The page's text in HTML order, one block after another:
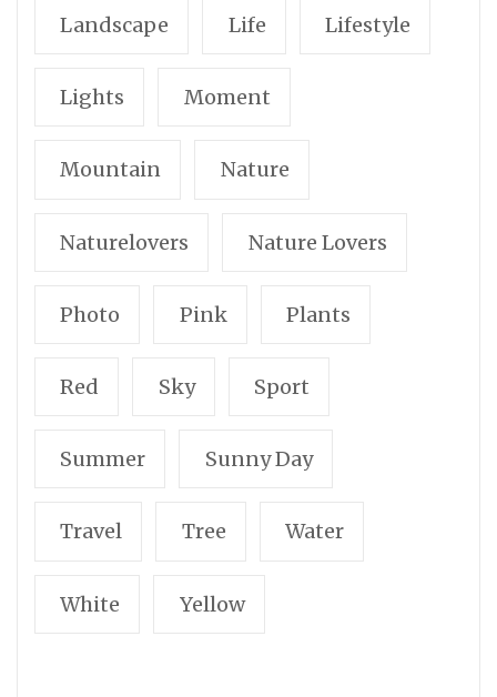
Landscape Life Lifestyle
Lights Moment
Mountain Nature
Naturelovers Nature Lovers
Photo Pink Plants
Red Sky Sport
Summer Sunny Day
Travel Tree Water
White Yellow